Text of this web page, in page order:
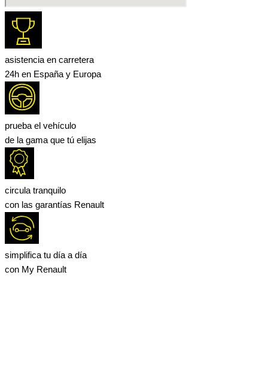
asistencia en carretera
24h en España y Europa
prueba el vehículo
de la gama que tú elijas
circula tranquilo
con las garantías Renault
simplifica tu día a día
con My Renault